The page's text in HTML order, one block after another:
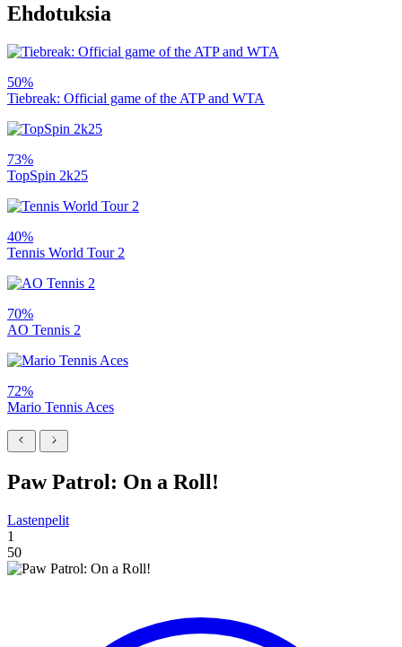
Ehdotuksia
50%
Tiebreak: Official game of the ATP and WTA
73%
TopSpin 2k25
40%
Tennis World Tour 2
70%
AO Tennis 2
72%
Mario Tennis Aces
Paw Patrol: On a Roll!
Lastenpelit
1
50